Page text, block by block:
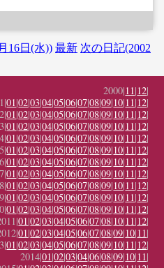
16日(水)) 最新 次の日記(2002
2000|11|12|
01|02|03|04|05|06|07|08|09|10|11|12|
01|02|03|04|05|06|07|08|09|10|11|12|
01|02|03|04|05|06|07|08|09|10|11|12|
01|02|03|04|05|06|07|08|09|10|11|12|
01|02|03|04|05|06|07|08|09|10|11|12|
01|02|03|04|05|06|07|08|09|10|11|12|
01|02|03|04|05|06|07|08|09|10|11|12|
01|02|03|04|05|06|07|08|09|10|11|12|
01|02|03|04|05|06|07|08|09|10|11|12|
01|02|03|04|05|06|07|08|09|10|11|12|
01|02|03|04|05|06|07|08|10|11|12|
01|02|03|04|05|06|07|08|09|10|11|
01|02|03|04|05|06|07|08|09|10|11|12|
2014|01|02|03|04|06|08|09|10|11|